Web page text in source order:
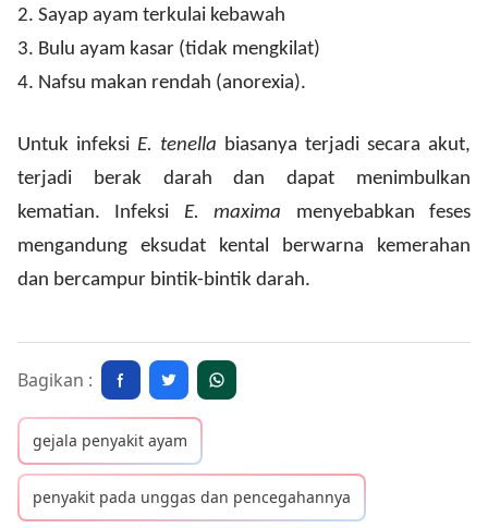
2. Sayap ayam terkulai kebawah
3. Bulu ayam kasar (tidak mengkilat)
4. Nafsu makan rendah (anorexia).
Untuk infeksi E. tenella biasanya terjadi secara akut,
terjadi berak darah dan dapat menimbulkan
kematian. Infeksi E. maxima menyebabkan feses
mengandung eksudat kental berwarna kemerahan
dan bercampur bintik-bintik darah.
Bagikan :
gejala penyakit ayam
penyakit pada unggas dan pencegahannya